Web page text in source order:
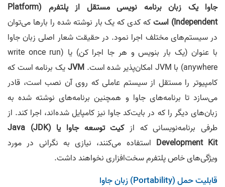
جاوا یک زبان برنامه نویسی مستقل از پلتفرم (Platform
Independent) است
که کدی که یک بار نوشته شده را بارها می‌توان
در سیستم‌های مختلف اجرا نمود. در حقیقت شعار اصلی زبان جاوا
با عنوان (یک بار بنویس و هر‌ جا اجرا کن) یا (write once run
anywhere) با JVM امکان‌پذیر شده‌ است.
JVMیک برنامه است که
کامپیوتر را مستقل از سیستم عاملی که روی آن نصب است، قادر
می‌سازد تا برنامه‌های جاوا و همچنین برنامه‌های نوشته شده به
زبان‌های دیگر را که در بایت‌کد جاوا نیز کامپایل شده‌اند، اجرا کند. از
طرفی برنامه‌نویسانی که از
کیت توسعه جاوا یا (JDK) Java
Development Kit استفاده می‌کنند، نیازی به نگرانی در مورد
ویژگی‌های خاص پلتفرم سخت‌افزاری نخواهند داشت.
قابلیت حمل (Portability) زبان جاوا